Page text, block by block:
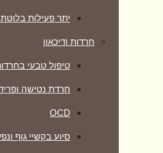
יתר פעילות
חרדות ודיכאון
טיפול טבעי
חרדת נטישה
OCD
סיוע בקשיי גוף